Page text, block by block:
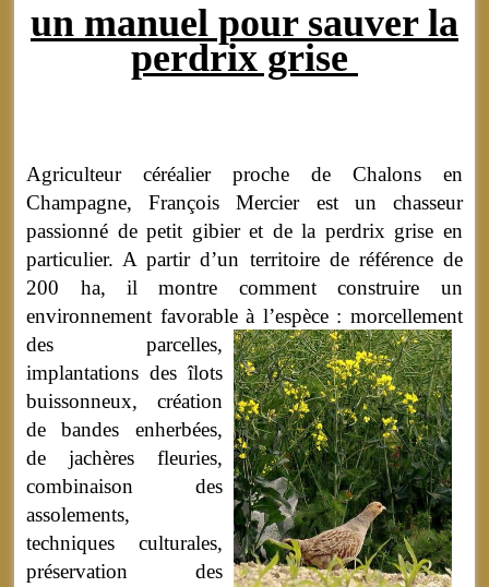
un manuel pour sauver la
perdrix grise
Agriculteur céréalier proche de Chalons en
Champagne, François Mercier est un chasseur
passionné de petit gibier et de la perdrix grise en
particulier. A partir d’un territoire de référence de
200 ha, il montre comment construire un
environnement favorable à l’espèce : morcellement
des parcelles,
implantations des îlots
buissonneux, création
de bandes enherbées,
de jachères fleuries,
combinaison des
assolements,
techniques culturales,
préservation des